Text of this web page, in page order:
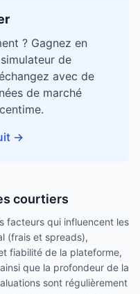
? Gagnez en
de
avec de
de marché
→
courtiers
facteurs qui influencent les
(frais et spreads),
fiabilité de la plateforme,
que la profondeur de la
sont régulièrement